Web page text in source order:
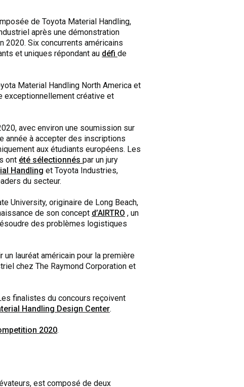
de Toyota Material Handling,
après une démonstration
Six concurrents américains
et uniques répondant au défi de
Material Handling North America et
exceptionnellement créative et
avec environ une soumission sur
année à accepter des inscriptions
aux étudiants européens. Les
ont été sélectionnés par un jury
Handling et Toyota Industries,
du secteur.
University, originaire de Long Beach,
de son concept d’AIRTRO , un
des problèmes logistiques
lauréat américain pour la première
chez The Raymond Corporation et
finalistes du concours reçoivent
Handling Design Center.
2020.
est composé de deux